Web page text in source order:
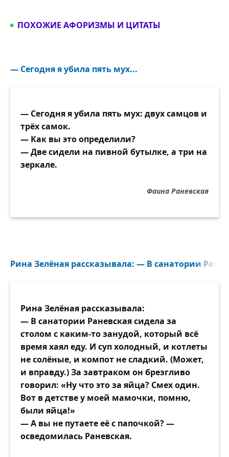
ПОХОЖИЕ АФОРИЗМЫ И ЦИТАТЫ
— Сегодня я убила пять мух...
— Сегодня я убила пять мух: двух самцов и
трёх самок.
— Как вы это определили?
— Две сидели на пивной бутылке, а три на
зеркале.
Фаина Раневская
Рина Зелёная рассказывала: — В санатории
Рина Зелёная рассказывала:
— В санатории Раневская сидела за
столом с каким-то занудой, который всё
время хаял еду. И суп холодный, и котлеты
не солёные, и компот не сладкий. (Может,
и вправду.) За завтраком он брезгливо
говорил: «Ну что это за яйца? Смех один.
Вот в детстве у моей мамочки, помню,
были яйца!»
— А вы не путаете её с папочкой? —
осведомилась Раневская.